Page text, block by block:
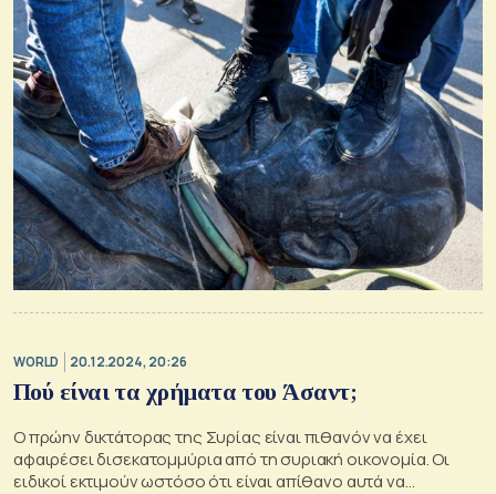
WORLD 20.12.2024, 20:26
Πού είναι τα χρήματα του Άσαντ;
Ο πρώην δικτάτορας της Συρίας είναι πιθανόν να έχει
αφαιρέσει δισεκατομμύρια από τη συριακή οικονομία. Οι
ειδικοί εκτιμούν ωστόσο ότι είναι απίθανο αυτά να